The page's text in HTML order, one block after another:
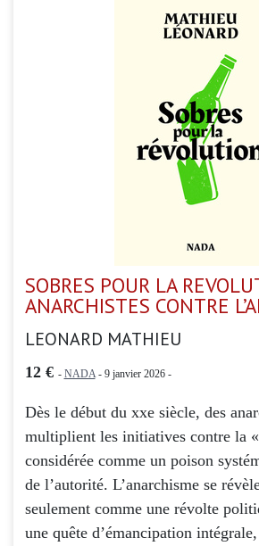
SOBRES POUR LA
ANARCHISTES CONTRE
LEONARD MATHIEU
12 € - NADA- 9 janvier 2026 -
Dès le début du xxe siècle, des
multiplient les initiatives contre la
considérée comme un poison
de l’autorité. L’anarchisme se
seulement comme une révolte
une quête d’émancipation